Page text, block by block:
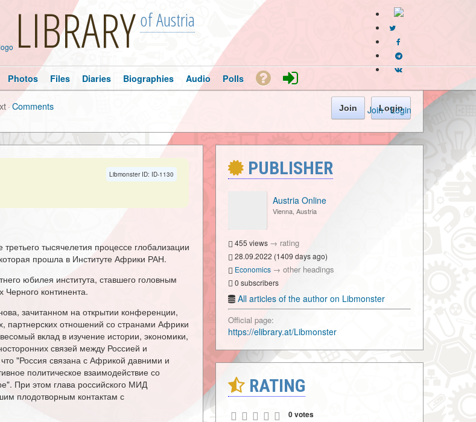
LIBRARY of Austria
Join · Login
Photos Files Diaries Biographies Audio Polls
·Comments Join Login
Libmonster ID: ID-1130
тысячелетия процессе глобализации
прошла в Институте Африки РАН.
юбилея института, ставшего головным
континента.
зачитанном на открытии конференции,
партнерских отношений со странами Африки
вклад в изучение истории, экономики,
связей между Россией и
"Россия связана с Африкой давними и
политическое взаимодействие со
При этом глава российского МИД
плодотворным контактам с
PUBLISHER
Austria Online
Vienna, Austria
455 views → rating
28.09.2022 (1409 days ago)
Economics → other headings
0 subscribers
All articles of the author on Libmonster
Official page:
https://elibrary.at/Libmonster
RATING
0 votes